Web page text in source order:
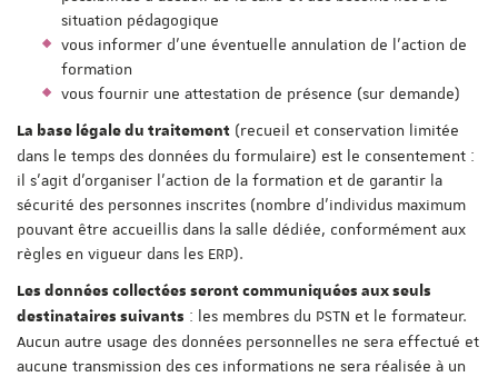
situation pédagogique
vous informer d'une éventuelle annulation de l'action de
formation
vous fournir une attestation de présence (sur demande)
La base légale du traitement (recueil et conservation limitée
dans le temps des données du formulaire) est le consentement :
il s'agit d'organiser l'action de la formation et de garantir la
sécurité des personnes inscrites (nombre d'individus maximum
pouvant être accueillis dans la salle dédiée, conformément aux
règles en vigueur dans les ERP).
Les données collectées seront communiquées aux seuls
destinataires suivants : les membres du PSTN et le formateur.
Aucun autre usage des données personnelles ne sera effectué et
aucune transmission des ces informations ne sera réalisée à un